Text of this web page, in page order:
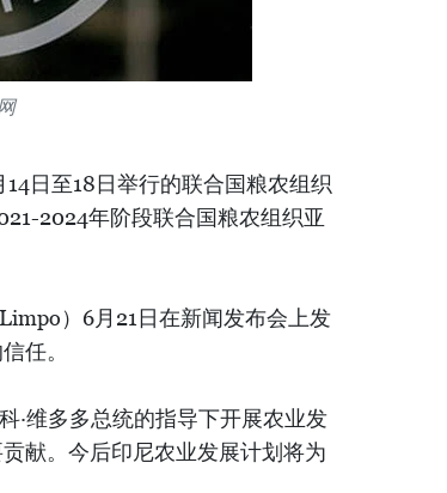
日至18日举行的联合国粮农组织
2024年阶段联合国粮农组织亚
）6月21日在新闻发布会上发
任。
·维多多总统的指导下开展农业发
献。今后印尼农业发展计划将为